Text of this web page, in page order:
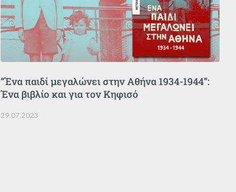
“Ένα παιδί μεγαλώνει στην Αθήνα 1934-1944”:
Ένα βιβλίο και για τον Κηφισό
29.07.2023